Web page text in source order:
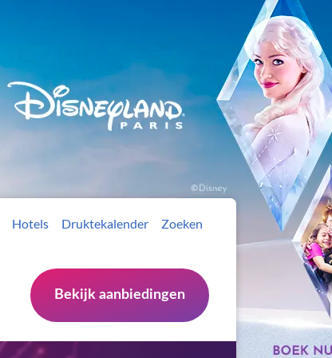
Hotels Druktekalender Zoeken
Bekijk aanbiedingen